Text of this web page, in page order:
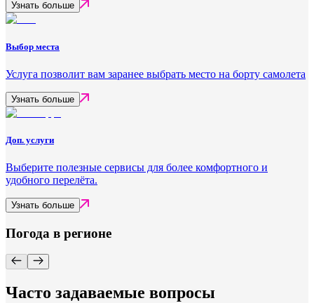
Узнать больше
Выбор места
Услуга позволит вам заранее выбрать место на борту самолета
Узнать больше
Доп. услуги
Выберите полезные сервисы для более комфортного и
удобного перелёта.
Узнать больше
Погода в регионе
Часто задаваемые вопросы